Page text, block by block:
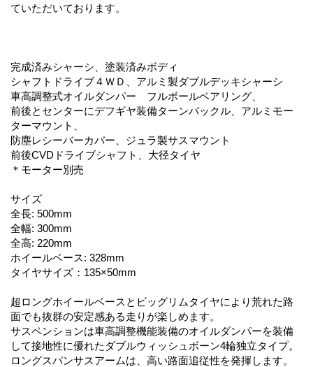
ていただいております。
完成済みシャーシ、塗装済みボディ
シャフトドライブ４ＷＤ、アルミ製ダブルデッキシャーシ
車高調整式オイルダンパー フルボールベアリング、
前後とセンターにデフギヤ装備ターンバックル、アルミモー
ターマウント、
防塵レシーバーカバー、ジュラ製サスマウント
前後CVDドライブシャフト、大径タイヤ
＊モーター別売
サイズ
全長: 500mm
全幅: 300mm
全高: 220mm
ホイールベース: 328mm
タイヤサイズ：135×50mm
超ロングホイールベースとビッグリムタイヤにより荒れた路
面でも抜群の安定感ある走りが楽しめます。
サスペンションは車高調整機能装備のオイルダンパーを装備
して接地性に優れたダブルウィッシュボーン4輪独立タイプ。
ロングスパンサスアームは、高い路面追従性を発揮します。